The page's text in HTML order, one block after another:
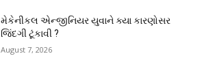
મેકેનીકલ એન્જીનિયર યુવાને ક્યા કારણોસર
જિંદગી ટૂંકાવી ?
August 7, 2026